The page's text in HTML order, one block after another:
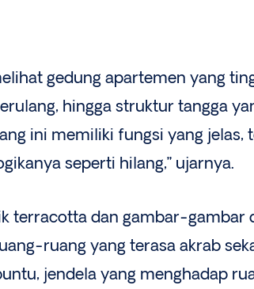
gedung apartemen yang
hingga struktur tangga
ini memiliki fungsi yang jelas,
seperti hilang,” ujarnya.
terracotta dan gambar-gambar
ruang yang terasa akrab
jendela yang menghadap